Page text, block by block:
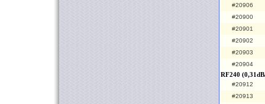
#20906
#20900
#20901
#20902
#20903
#20904
RF240
#20912
#20913